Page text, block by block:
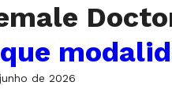
de 2026